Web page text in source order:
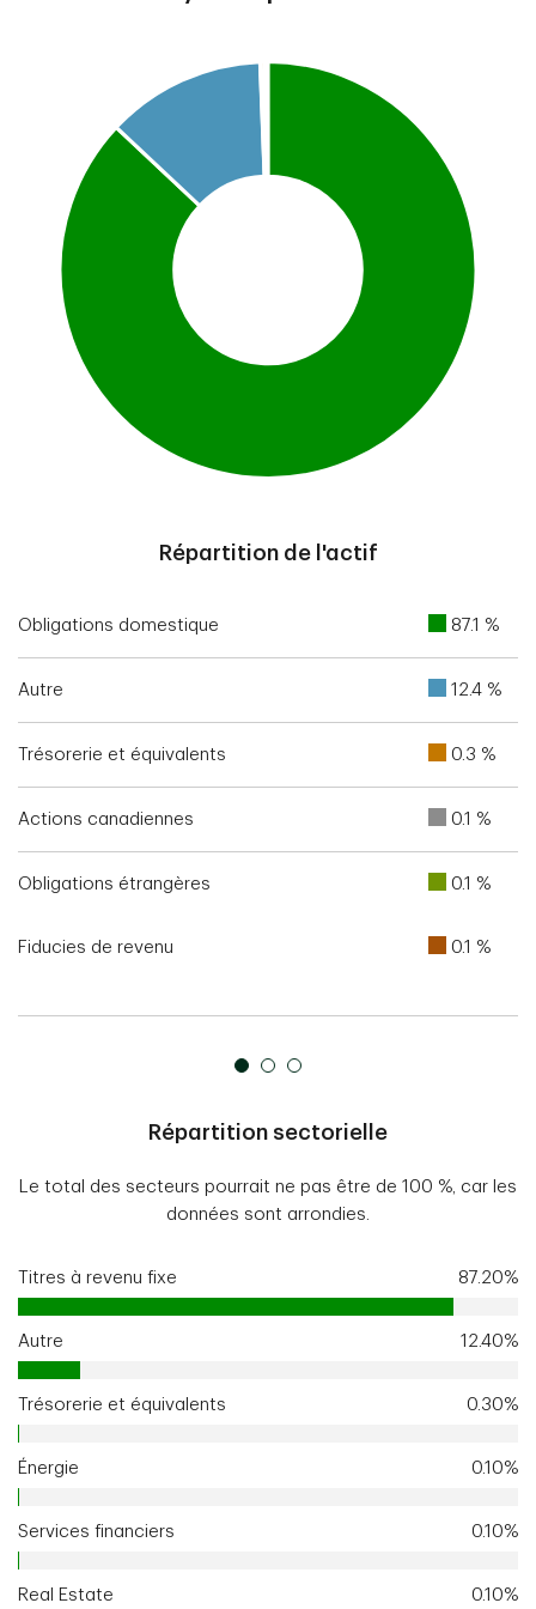
Pie chart with 6 slices.
This is a portfolio analysis pie chart
Répartition de l'actif
Obligations domestique 87.1 %
Autre 12.4 %
Trésorerie et équivalents 0.3 %
Actions canadiennes 0.1 %
Obligations étrangères 0.1 %
Fiducies de revenu 0.1 %
Répartition sectorielle
Le total des secteurs pourrait ne pas être de 100 %, car les
données sont arrondies.
Titres à revenu fixe 87.20%
Autre 12.40%
Trésorerie et équivalents 0.30%
Énergie 0.10%
Services financiers 0.10%
Real Estate 0.10%